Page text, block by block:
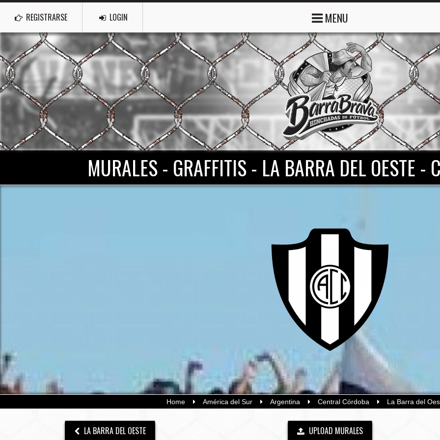
REGISTRARSE LOGIN MENU
MURALES - GRAFFITIS - LA BARRA DEL OESTE -
Home América del Sur Argentina Central Córdoba La Barra del
LA BARRA DEL OESTE UPLOAD MURALES